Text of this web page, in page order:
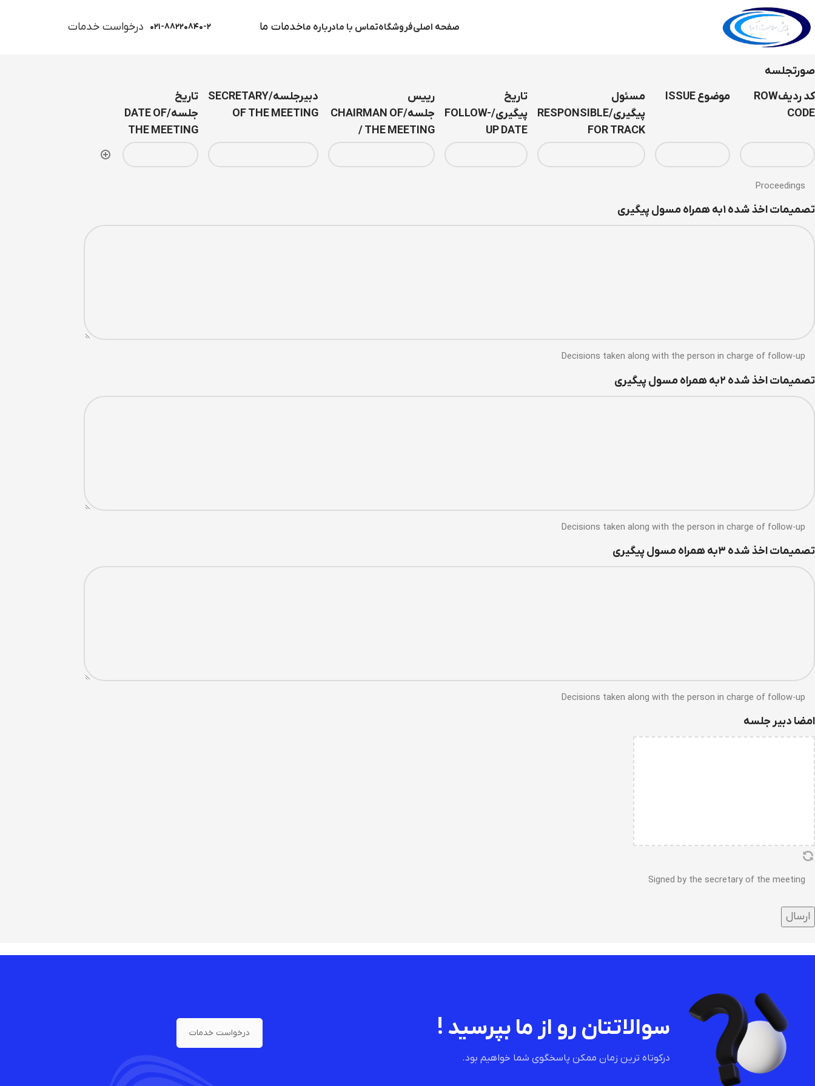
صفحه اصلیفروشگاهتماس با مادرباره ماخدمات ما ۰۲۱-۸۸۲۲۰۸۴۰-۲ درخواست خدمات
صورتجلسه
کد ردیفROW
CODE
موضوع ISSUE
مسئول
پیگیری/RESPONSIBLE
FOR TRACK
تاریخ
پیگیری/FOLLOW-
UP DATE
رییس
جلسه/CHAIRMAN OF
THE MEETING /
دبیرجلسه/SECRETARY
OF THE MEETING
تاریخ
جلسه/DATE OF
THE MEETING
Proceedings
تصمیمات اخذ شده ۱به همراه مسول پیگیری
Decisions taken along with the person in charge of follow-up
تصمیمات اخذ شده ۲به همراه مسول پیگیری
Decisions taken along with the person in charge of follow-up
تصمیمات اخذ شده ۳به همراه مسول پیگیری
Decisions taken along with the person in charge of follow-up
امضا دبیر جلسه
Signed by the secretary of the meeting
سوالاتتان رو از ما بپرسید !
درکوتاه ترین زمان ممکن پاسخگوی شما خواهیم بود.
درخواست خدمات